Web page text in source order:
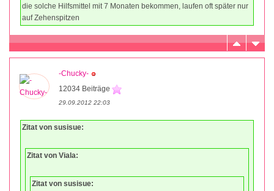
die solche Hilfsmittel mit 7 Monaten bekommen, laufen oft später nur
auf Zehenspitzen
-Chucky-
12034 Beiträge
29.09.2012 22:03
Zitat von susisue:
Zitat von Viala:
Zitat von susisue: